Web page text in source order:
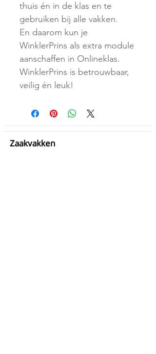
thuis én in de klas en te
gebruiken bij alle vakken.
En daarom kun je
WinklerPrins als extra module
aanschaffen in Onlineklas.
WinklerPrins is betrouwbaar,
veilig én leuk!
Zaakvakken